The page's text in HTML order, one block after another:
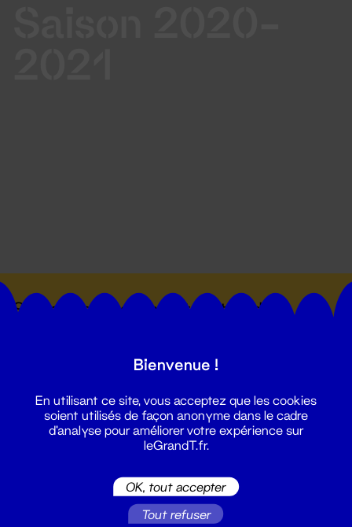
Suivez toutes les actualités du
Bienvenue !
En utilisant ce site, vous acceptez que les cookies
soient utilisés de façon anonyme dans le cadre
d'analyse pour améliorer votre expérience sur
leGrandT.fr.
OK, tout accepter
Tout refuser